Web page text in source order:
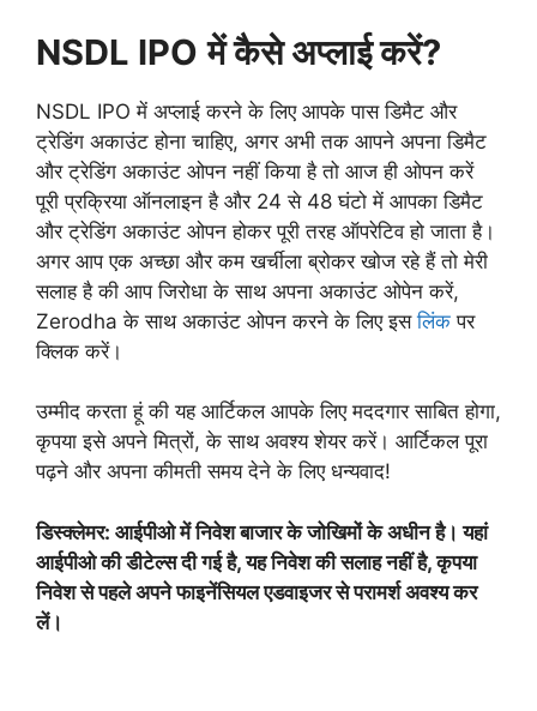
NSDL IPO में कैसे अप्लाई करें?
NSDL IPO में अप्लाई करने के लिए आपके पास डिमैट और
ट्रेडिंग अकाउंट होना चाहिए, अगर अभी तक आपने अपना डिमैट
और ट्रेडिंग अकाउंट ओपन नहीं किया है तो आज ही ओपन करें
पूरी प्रक्रिया ऑनलाइन है और 24 से 48 घंटो में आपका डिमैट
और ट्रेडिंग अकाउंट ओपन होकर पूरी तरह ऑपरेटिव हो जाता है।
अगर आप एक अच्छा और कम खर्चीला ब्रोकर खोज रहे हैं तो मेरी
सलाह है की आप जिरोधा के साथ अपना अकाउंट ओपेन करें,
Zerodha के साथ अकाउंट ओपन करने के लिए इसलिंक पर
क्लिक करें।
उम्मीद करता हूं की यह आर्टिकल आपके लिए मददगार साबित होगा,
कृपया इसे अपने मित्रों, के साथ अवश्य शेयर करें। आर्टिकल पूरा
पढ़ने और अपना कीमती समय देने के लिए धन्यवाद!
डिस्‍क्‍लेमर: आईपीओ में निवेश बाजार के जोखिमों के अधीन है। यहां
आईपीओ की डीटेल्स दी गई है, यह निवेश की सलाह नहीं है, कृपया
निवेश से पहले अपने फाइनेंसियल एडवाइजर से परामर्श अवश्य कर
लें।